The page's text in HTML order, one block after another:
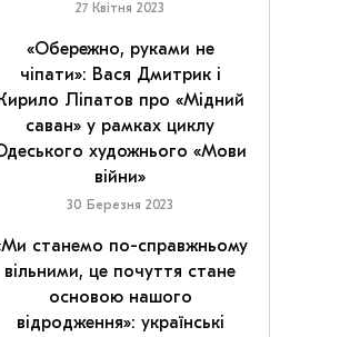
27 Квітня 2023
«Обережно, руками не
чіпати»: Вася Дмитрик і
Кирило Ліпатов про «Мідний
саван» у рамках циклу
художнього «Мови
війни»
30 Березня 2023
станемо по-справжньому
вільними, це почуття стане
основою нашого
відродження»: українські